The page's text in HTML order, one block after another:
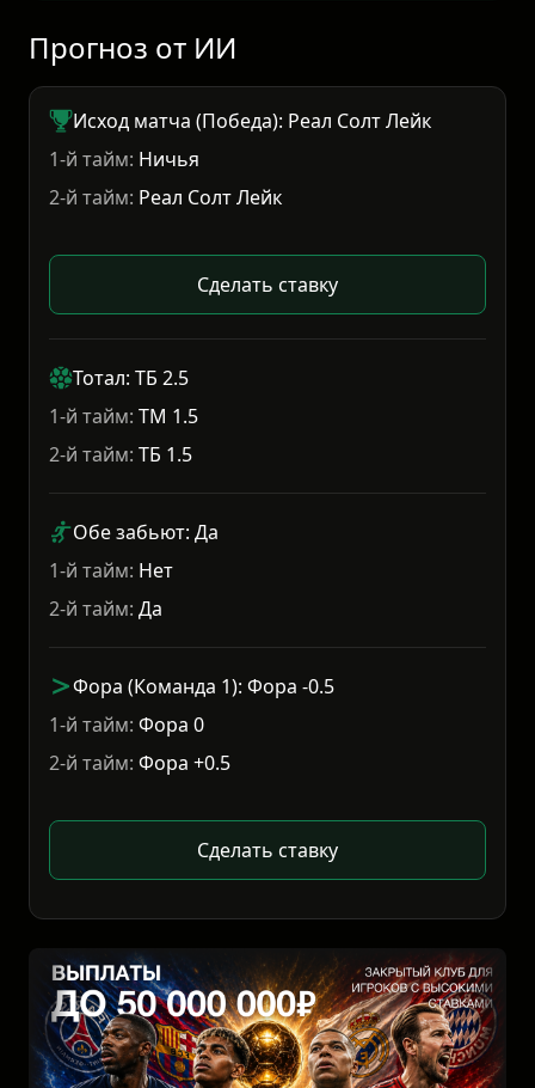
Прогноз от ИИ
Исход матча (Победа): Реал Солт Лейк
1-й тайм: Ничья
2-й тайм: Реал Солт Лейк
Сделать ставку
Тотал: ТБ 2.5
1-й тайм: ТМ 1.5
2-й тайм: ТБ 1.5
Обе забьют: Да
1-й тайм: Нет
2-й тайм: Да
Фора (Команда 1): Фора -0.5
1-й тайм: Фора 0
2-й тайм: Фора +0.5
Сделать ставку